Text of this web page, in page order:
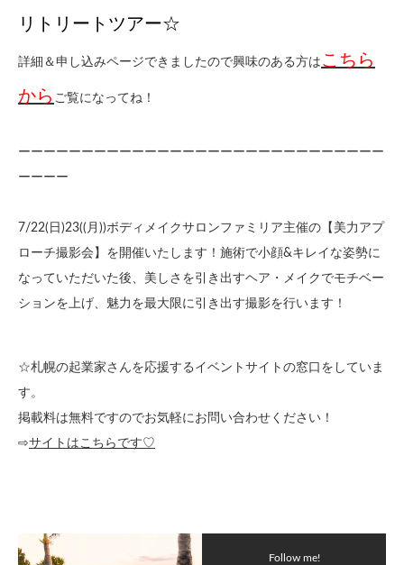
リトリートツアー☆
詳細＆申し込みページできましたので興味のある方は こちら
から ご覧になってね！
ーーーーーーーーーーーーーーーーーーーーーーーーーーーーー
ーーーー
7/22(日)23((月))ボディメイクサロンファミリア主催の【美力アプ
ローチ撮影会】を開催いたします！施術で小顔&キレイな姿勢に
なっていただいた後、美しさを引き出すヘア・メイクでモチベー
ションを上げ、魅力を最大限に引き出す撮影を行います！
☆札幌の起業家さんを応援するイベントサイトの窓口をしていま
す。
掲載料は無料ですのでお気軽にお問い合わせください！
⇨サイトはこちらです♡
Follow me!